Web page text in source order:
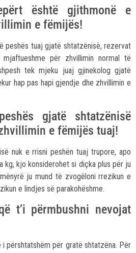
është gjithmonë e
e fëmijës!
peshës tuaj gjatë shtatzënisë, rezervat
për zhvillimin normal të
tek mjeku juaj gjinekolog gjatë
hap pas hapi gjendje dhe zhvillimin e
gjatë shtatzënisë
e fëmijës tuaj!
nuk e rrisni peshën tuaj trupore, apo
kg, kjo konsiderohet si diçka plus për ju
ju mund të zvogëloni rrezikun e
e lindjes së parakohëshme.
t’i përmbushni nevojat
përshtatshëm për gratë shtatzëna. Për